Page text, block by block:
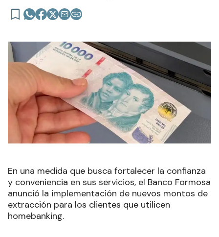
En una medida que busca fortalecer la confianza
y conveniencia en sus servicios, el Banco Formosa
anunció la implementación de nuevos montos de
extracción para los clientes que utilicen
homebanking.